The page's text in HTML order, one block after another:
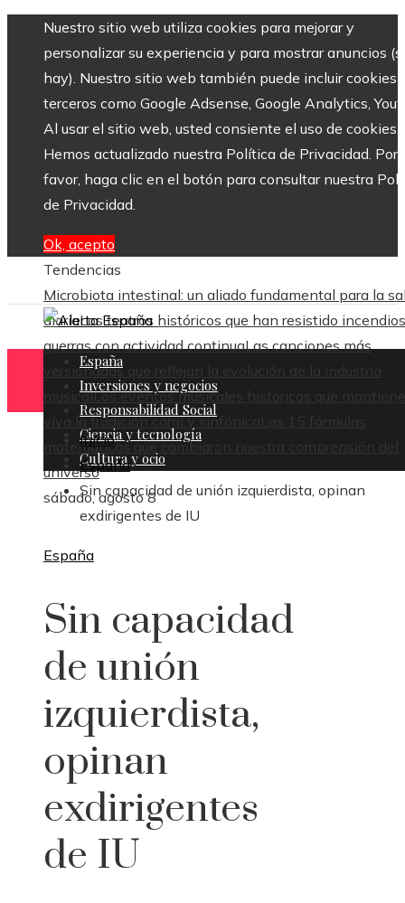
Nuestro sitio web utiliza cookies para mejorar y
personalizar su experiencia y para mostrar anuncios
hay). Nuestro sitio web también puede incluir cookies
terceros como Google Adsense, Google Analytics,
Al usar el sitio web, usted consiente el uso de cookies.
Hemos actualizado nuestra Política de Privacidad. Por
favor, haga clic en el botón para consultar nuestra
de Privacidad.
Ok, acepto
Tendencias
Microbiota intestinal: un aliado fundamental para la
diariaLos teatros históricos que han resistido
guerras con actividad continuaLas canciones más
versionadas que reflejan la evolución de la industria
musicalLos eventos musicales históricos que
viva la tradición coral y sinfónica
Las 15 fórmulas
matemáticas que cambiaron nuestra comprensión del
universo
sábado, agosto 8
España
Inversiones y negocios
Responsabilidad Social
Ciencia y tecnología
Cultura y ocio
Inicio
España
Sin capacidad de unión izquierdista, opinan
exdirigentes de IU
España
Sin capacidad
de unión
izquierdista,
opinan
exdirigentes
de IU